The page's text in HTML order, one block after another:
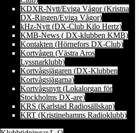
KDXR-Nytt/Eviga Vågor (Kristna
DX-Ringen/Eviga Vågor)
kHz-Nytt (DX-Club Kilo Hertz)
KMB-News ( DX-klubben KMB)
Kontakten (Hörnefors DX-Club)
Kortvågen (Västra Aros
Lyssnarklubb)
Kortvågsjägaren (DX-Klubben
Kortvågsjägarna)
Kortvågsnytt (Lokalorgan för
Stockholms DX-are)
KRS (Karlstad Radiosällskap)
KRT (Kristinehamns Radioklubb)